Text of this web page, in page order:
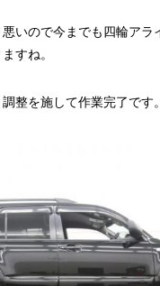
悪いので今までも四輪アラ
すね。
整を施して作業完了です。